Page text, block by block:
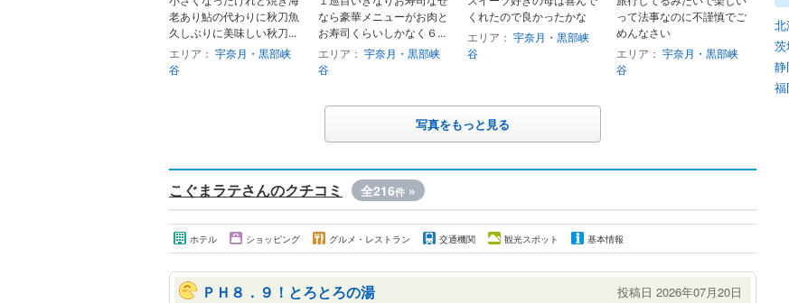
老あり鮎の代わりに秋刀魚
久しぶりに美味しい秋刀...
エリア： 宇奈月・黒部峡
谷
なら豪華メニューがお肉と
お寿司くらいしかなく６...
エリア： 宇奈月・黒部峡
谷
くれたので良かったかな
エリア： 宇奈月・黒部峡
谷
って法事なのに不謹慎でご
めんなさい
エリア： 宇奈月・黒部峡
谷
写真をもっと見る
こぐまラテさんのクチコミ 全216件 »
ホテル ショッピング グルメ・レストラン 交通機関 観光スポット 基本情報
ＰＨ８．９！とろとろの湯 投稿日 2026年07月20日
北
静
福